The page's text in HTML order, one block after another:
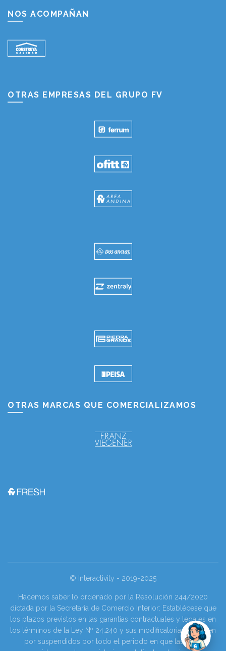
NOS ACOMPAÑAN
OTRAS EMPRESAS DEL GRUPO FV
OTRAS MARCAS QUE COMERCIALIZAMOS
© Interactivity - 2019-2025
Hacemos saber lo ordenado por la Resolución 244/2020
dictada por la Secretaria de Comercio Interior: Establécese que
los plazos previstos en las garantías contractuales y legales en
los términos de la Ley Nº 24.240 y sus modificatorias se tienen
por suspendidos por todo el periodo en que las y los